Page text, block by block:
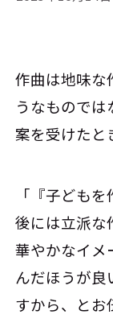
作曲は地味な
うなもので
案を受けたと
「『子ども
後には立派な
華やかなイメ
んだほうが良
すから、とお